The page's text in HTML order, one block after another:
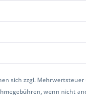
sich zzgl. Mehrwertsteuer
wenn nicht